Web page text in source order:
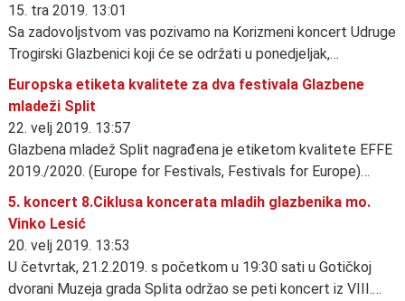
15. tra 2019. 13:01
Sa zadovoljstvom vas pozivamo na Korizmeni koncert Udruge
Trogirski Glazbenici koji će se održati u ponedjeljak,…
Europska etiketa kvalitete za dva festivala Glazbene
mladeži Split
22. velj 2019. 13:57
Glazbena mladež Split nagrađena je etiketom kvalitete EFFE
2019./2020. (Europe for Festivals, Festivals for Europe)…
5. koncert 8.Ciklusa koncerata mladih glazbenika mo.
Vinko Lesić
20. velj 2019. 13:53
U četvrtak, 21.2.2019. s početkom u 19:30 sati u Gotičkoj
dvorani Muzeja grada Splita održao se peti koncert iz VIII.…